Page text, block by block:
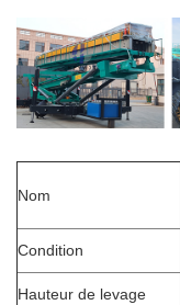
Nom
Condition
Hauteur de levage